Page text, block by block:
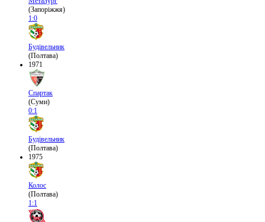
(Запоріжжя)
1:0
Будівельник
(Полтава)
1971
Спартак
(Суми)
0:1
Будівельник
(Полтава)
1975
Колос
(Полтава)
1:1